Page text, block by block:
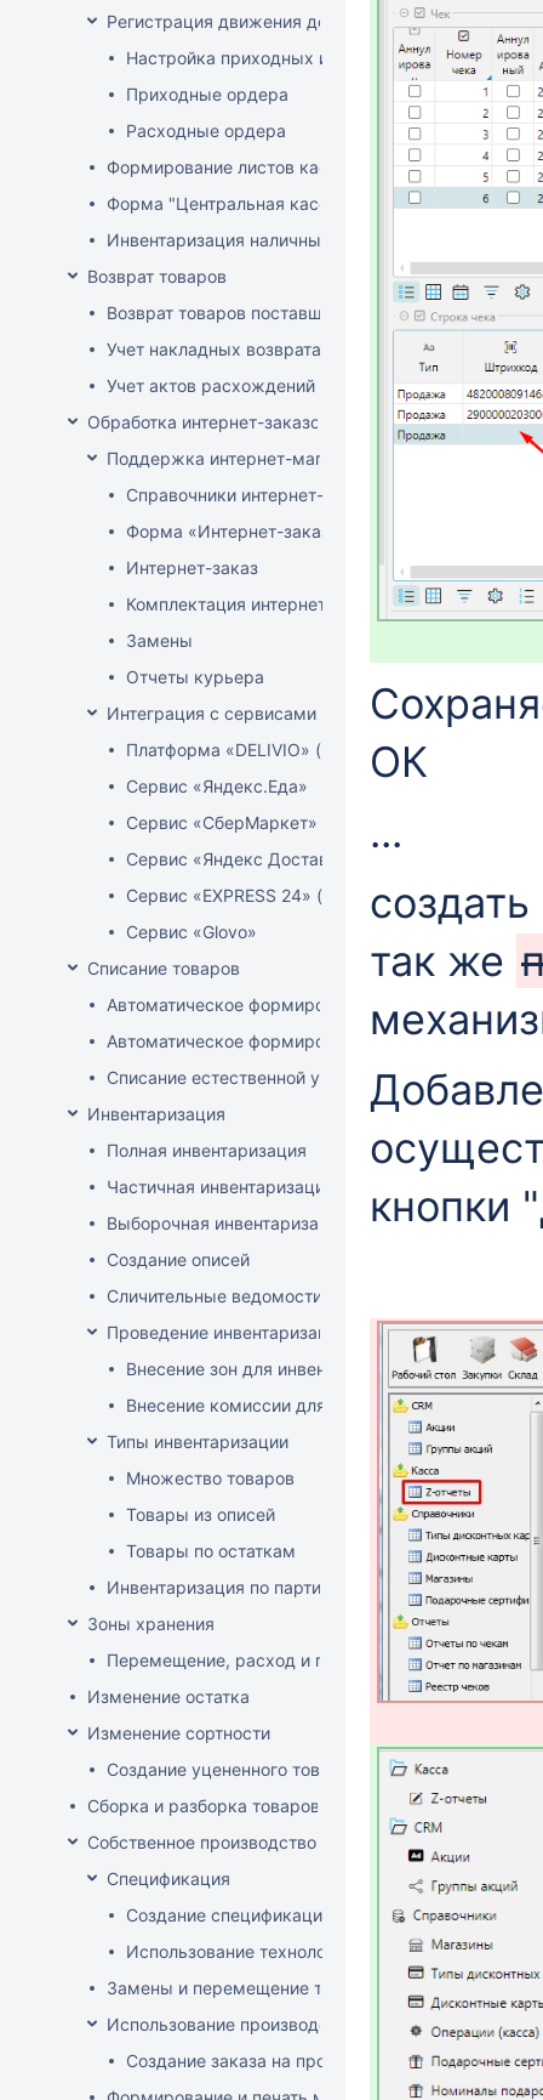
Регистрация движения денег в центральной кассе
Настройка приходных и расходных ордеров
Приходные ордера
Расходные ордера
Формирование листов кассовой книги
Форма "Центральная касса"
Инвентаризация наличных в Центральной кассе
Возврат товаров
Возврат товаров поставщику
Учет накладных возврата товара от покупателей
Учет актов расхождений при возврате товара от
Обработка интернет-заказов
Поддержка интернет-магазина
Справочники интернет-магазина
Форма «Интернет-заказы»
Интернет-заказ
Комплектация интернет-заказов
Замены
Отчеты курьера
Интеграция с сервисами доставки
Платформа «DELIVIO» (Беларусь)
Сервис «Яндекс.Еда»
Сервис «СберМаркет»
Сервис «Яндекс Доставка»
Сервис «EXPRESS 24» (Узбекистан)
Сервис «Glovo»
Списание товаров
Автоматическое формирование акта расценки для
Автоматическое формирование документов
Списание естественной убыли
Инвентаризация
Полная инвентаризация
Частичная инвентаризация
Выборочная инвентаризация
Создание описей
Сличительные ведомости
Проведение инвентаризации по зонам и комиссиям
Внесение зон для инвентаризации
Внесение комиссии для инвентаризации
Типы инвентаризации
Множество товаров
Товары из описей
Товары по остаткам
Инвентаризация по партиям
Зоны хранения
Перемещение, расход и приход на зону хранения
Изменение остатка
Изменение сортности
Создание уцененного товара
Сборка и разборка товаров
Собственное производство
Спецификация
Создание спецификации
Использование технологий
Замены и перемещение товаров в
Использование производственного заказа
Создание заказа на производство изделия
ОК
...
так же
кнопки